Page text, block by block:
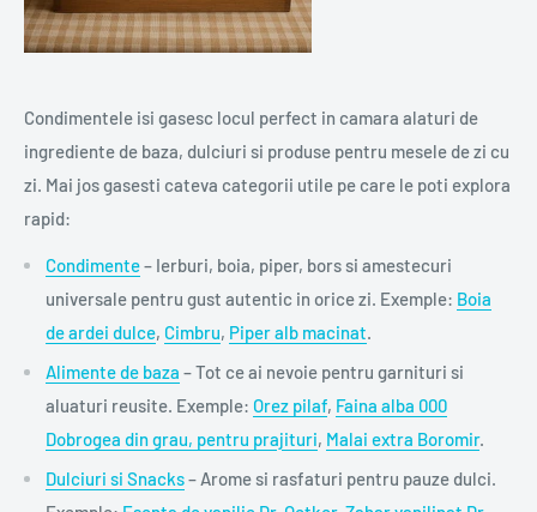
Condimentele isi gasesc locul perfect in camara alaturi de
ingrediente de baza, dulciuri si produse pentru mesele de zi cu
zi. Mai jos gasesti cateva categorii utile pe care le poti explora
rapid:
Condimente– Ierburi, boia, piper, bors si amestecuri
universale pentru gust autentic in orice zi. Exemple: Boia
de ardei dulce, Cimbru, Piper alb macinat.
Alimente de baza – Tot ce ai nevoie pentru garnituri si
aluaturi reusite. Exemple: Orez pilaf, Faina alba 000
Dobrogea din grau, pentru prajituri, Malai extra Boromir.
Dulciuri si Snacks– Arome si rasfaturi pentru pauze dulci.